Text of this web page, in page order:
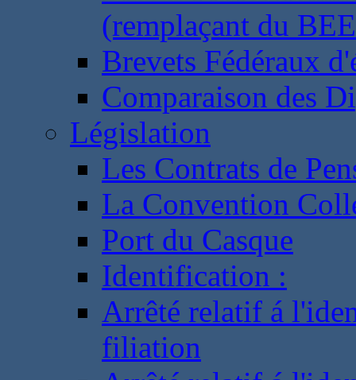
(remplaçant du
Brevets Fédéraux
Comparaison des
Législation
Les Contrats de
La Convention
Port du Casque
Identification :
Arrêté relatif á
filiation